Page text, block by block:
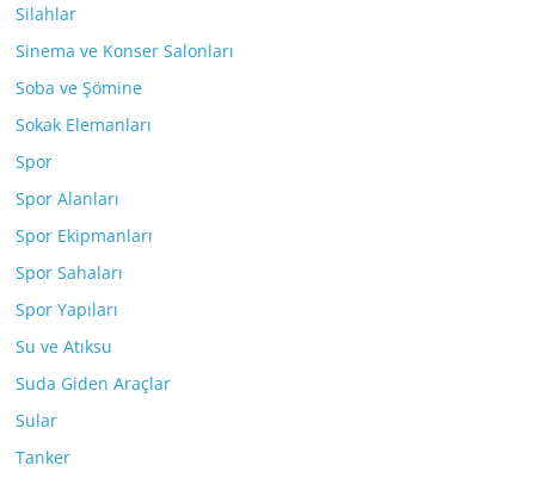
Silahlar
Sinema ve Konser Salonları
Soba ve Şömine
Sokak Elemanları
Spor
Spor Alanları
Spor Ekipmanları
Spor Sahaları
Spor Yapıları
Su ve Atıksu
Suda Giden Araçlar
Sular
Tanker